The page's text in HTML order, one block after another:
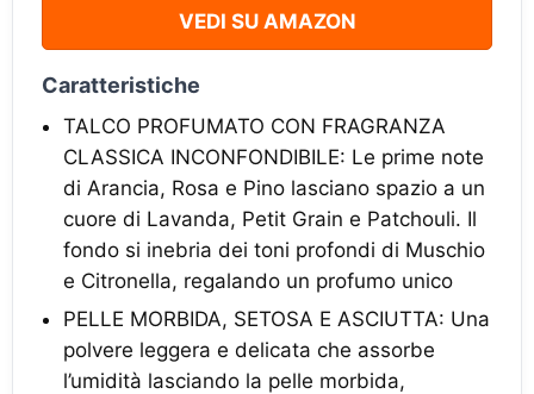
VEDI SU AMAZON
Caratteristiche
TALCO PROFUMATO CON FRAGRANZA
CLASSICA INCONFONDIBILE: Le prime note
di Arancia, Rosa e Pino lasciano spazio a un
cuore di Lavanda, Petit Grain e Patchouli. Il
fondo si inebria dei toni profondi di Muschio
e Citronella, regalando un profumo unico
PELLE MORBIDA, SETOSA E ASCIUTTA: Una
polvere leggera e delicata che assorbe
l’umidità lasciando la pelle morbida,